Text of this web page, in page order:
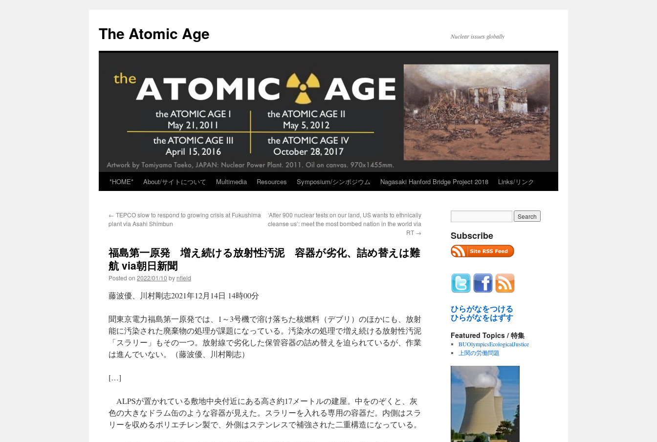
content
The Atomic Age Nuclear issues globally
*HOME* About/サイトについて Multimedia Resources Symposium/シンポジウム Nagasaki Hanford Bridge Project 2018 Links/リンク
← TEPCO slow to respond to growing crisis at Fukushima
plant via Asahi Shimbun
‘After 900 nuclear tests on our land, US wants to ethnically
cleanse us’: meet the most bombed nation in the world via
RT →
福島第一原発 増え続ける放射性汚泥 容器が劣化、詰め替えは難
航 via朝日新聞
Posted on 2022/01/10 by nfield
藤波優、川村剛志2021年12月14日 14時00分
聞東京電力福島第一原発では、1～3号機で溶け落ちた核燃料（デブリ）のほかにも、放射
能に汚染された廃棄物の処理が課題になっている。汚染水の処理で増え続ける放射性汚泥
「スラリー」もその一つ。放射線で劣化した保管容器の詰め替えを迫られているが、作業
は進んでいない。（藤波優、川村剛志）
[…]
ALPSが置かれている敷地中央付近にある高さ約17メートルの建屋。中をのぞくと、灰
色の大きなドラム缶のような容器が見えた。スラリーを入れる専用の容器だ。内側はスラ
リーを収めるポリエチレン製で、外側はステンレスで補強された二重構造になっている。
Subscribe
ひらがなをつける
ひらがなをはずす
Featured Topics / 特集
BUOlympicsEcologicalJustice
上関の労働問題